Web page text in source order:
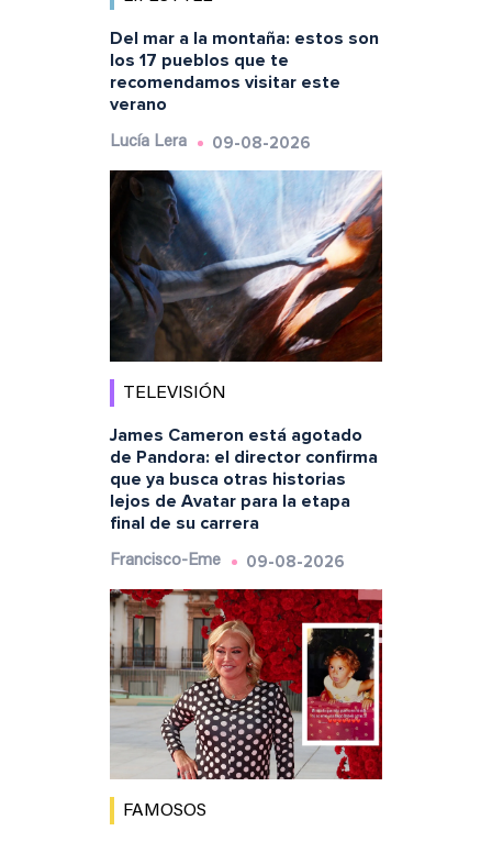
Del mar a la montaña: estos son
los 17 pueblos que te
recomendamos visitar este
verano
Lucía Lera 09-08-2026
TELEVISIÓN
James Cameron está agotado
de Pandora: el director confirma
que ya busca otras historias
lejos de Avatar para la etapa
final de su carrera
Francisco-Eme 09-08-2026
FAMOSOS